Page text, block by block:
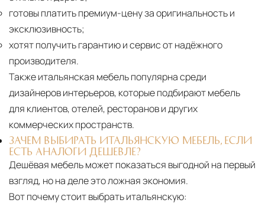
готовы платить премиум-цену за оригинальность и
эксклюзивность;
хотят получить гарантию и сервис от надёжного
производителя.
Также итальянская мебель популярна среди
дизайнеров интерьеров, которые подбирают мебель
для клиентов, отелей, ресторанов и других
коммерческих пространств.
ЗАЧЕМ ВЫБИРАТЬ ИТАЛЬЯНСКУЮ МЕБЕЛЬ, ЕСЛИ
ЕСТЬ АНАЛОГИ ДЕШЕВЛЕ?
Дешёвая мебель может показаться выгодной на первый
взгляд, но на деле это ложная экономия.
Вот почему стоит выбрать итальянскую: